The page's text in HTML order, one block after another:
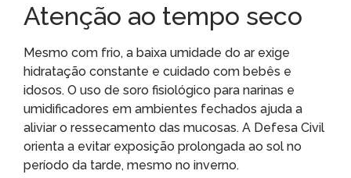
Atenção ao tempo seco
Mesmo com frio, a baixa umidade do ar exige
hidratação constante e cuidado com bebês e
idosos. O uso de soro fisiológico para narinas e
umidificadores em ambientes fechados ajuda a
aliviar o ressecamento das mucosas. A Defesa Civil
orienta a evitar exposição prolongada ao sol no
período da tarde, mesmo no inverno.